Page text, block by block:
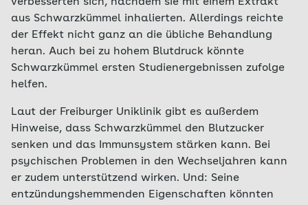
aus Schwarzkümmel inhalierten. Allerdings reichte
der Effekt nicht ganz an die übliche Behandlung
heran. Auch bei zu hohem Blutdruck könnte
Schwarzkümmel ersten Studienergebnissen zufolge
helfen.
Laut der Freiburger Uniklinik gibt es außerdem
Hinweise, dass Schwarzkümmel den Blutzucker
senken und das Immunsystem stärken kann. Bei
psychischen Problemen in den Wechseljahren kann
er zudem unterstützend wirken. Und: Seine
entzündungshemmenden Eigenschaften könnten